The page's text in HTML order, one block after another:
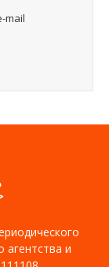
mail
агентства и